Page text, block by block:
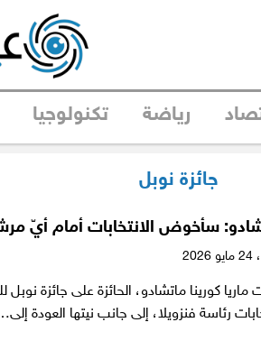
رياضة تكنولوجيا
جائزة نوبل
سأخوض الانتخابات أمام أيّ
ماريا كورينا ماتشادو، الحائزة على جائزة
رئاسة فنزويلا، إلى جانب نيتها العودة